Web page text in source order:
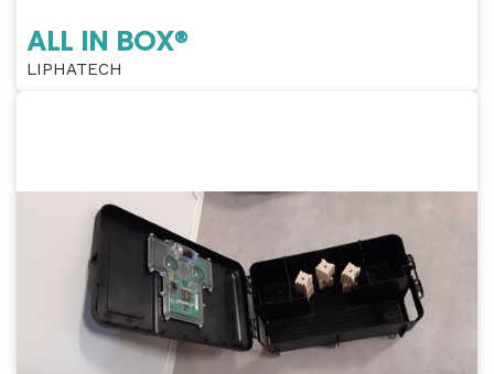
ALL IN BOX®
LIPHATECH